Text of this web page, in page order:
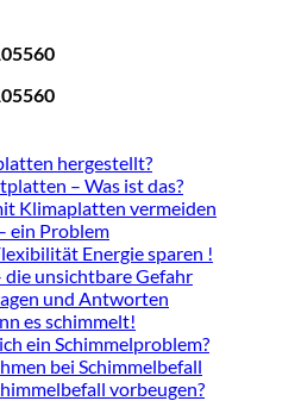
hergestellt?
– Was ist das?
Klimaplatten vermeiden
ein Problem
Energie sparen !
die unsichtbare Gefahr
und Antworten
es schimmelt!
ein Schimmelproblem?
bei Schimmelbefall
vorbeugen?